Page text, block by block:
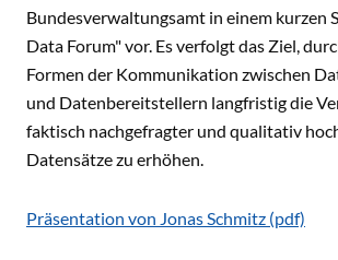
Bundesverwaltungsamt in einem kurzen
Data Forum" vor. Es verfolgt das Ziel,
Formen der Kommunikation zwischen
und Datenbereitstellern langfristig die
faktisch nachgefragter und qualitativ
Datensätze zu erhöhen.
Präsentation von Jonas Schmitz (pdf)